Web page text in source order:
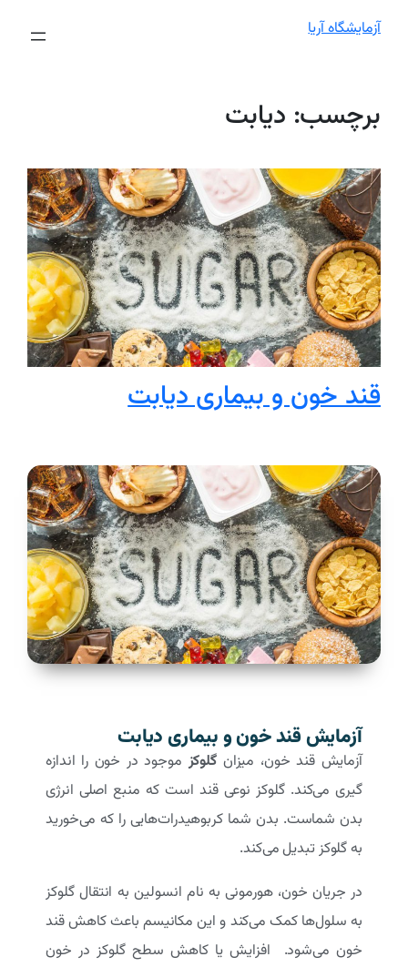
آزمایشگاه آریا
برچسب: دیابت
قند خون و بیماری دیابت
آزمایش قند خون و بیماری دیابت
آزمایش قند خون، میزان گلوکزموجود در خون را اندازه
گیری می‌کند. گلوکز نوعی قند است که منبع اصلی انرژی
بدن شماست. بدن شما کربوهیدرات‌هایی را که می‌خورید
به گلوکز تبدیل می‌کند.
در جریان خون، هورمونی به نام انسولین به انتقال گلوکز
به سلول‌ها کمک می‌کند و این مکانیسم باعث کاهش قند
خون می‌شود. افزایش یا کاهش سطح گلوکز در خون